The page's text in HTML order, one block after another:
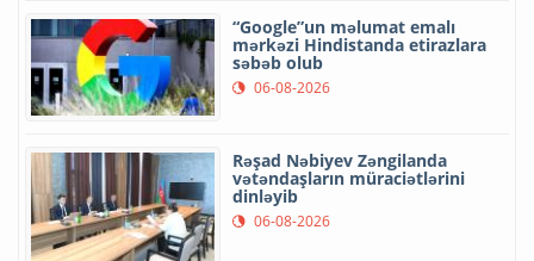
“Google”un məlumat emalı
mərkəzi Hindistanda etirazlara
səbəb olub
06-08-2026
Rəşad Nəbiyev Zəngilanda
vətəndaşların müraciətlərini
dinləyib
06-08-2026